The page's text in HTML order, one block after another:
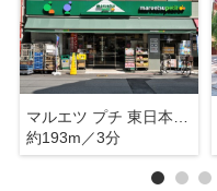
マルエツ プチ 東日本橋三丁目店
約193m／3分